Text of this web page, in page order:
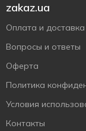
zakaz.ua
Оплата и доставка
Вопросы и ответы
Оферта
Политика
Условия
Контакты